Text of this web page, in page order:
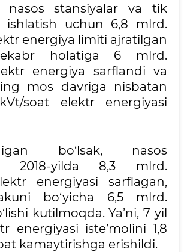
nasos stansiyalar va tik
ishlatish uchun 6,8 mlrd.
energiya limiti ajratilgan
holatiga 6 mlrd.
energiya sarflandi va
mos davriga nisbatan
soat elektr energiyasi
bo‘lsak, nasos
2018-yilda 8,3 mlrd.
energiyasi sarflagan,
bo‘yicha 6,5 mlrd.
kutilmoqda. Ya’ni, 7 yil
energiyasi iste’molini 1,8
kamaytirishga erishildi.